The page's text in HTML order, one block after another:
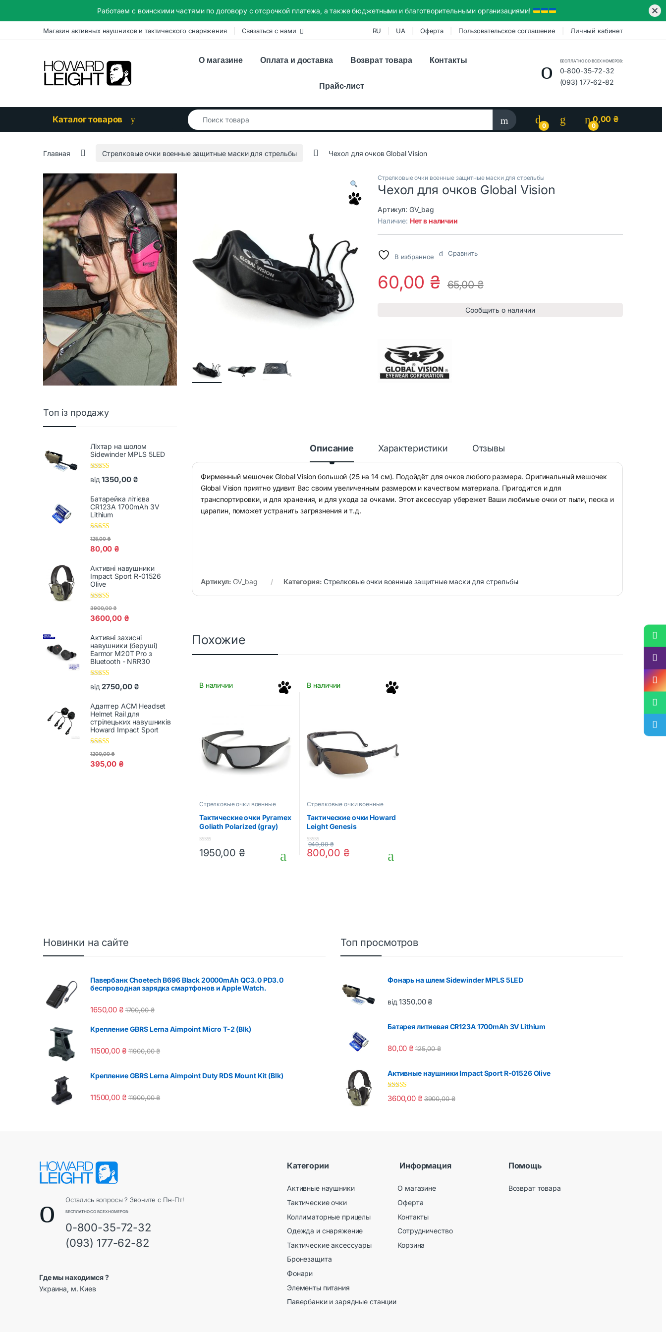
Skip to navigation
Skip to contentМагазин активных наушников и тактического снаряжения Связаться с нами RU UA Оферта Пользовательское соглашение Личный кабинет
О магазине Оплата и доставка Возврат товара Контакты
Прайс-лист
БЕСПЛАТНО СО ВСЕХ НОМЕРОВ:
0-800-35-72-32
(093) 177-62-82
Каталог товаров
Search for:
0 0
0,00 ₴
Главная Стрелковые очки военные защитные маски для стрельбы Чехол для очков Global Vision
Стрелковые очки военные защитные маски для стрельбы
Чехол для очков Global Vision
Артикул: GV_bag
Наличие: Нет в наличии
В избранное Сравнить
60,00 ₴ 65,00₴
Сообщить о наличии
Описание Характеристики Отзывы
Фирменный мешочек Global Vision большой (25 на 14 см). Подойдёт для очков любого размера. Оригинальный мешочек
Global Vision приятно удивит Вас своим увеличенным размером и качеством материала. Пригодится и для
транспортировки, и для хранения, и для ухода за очками. Этот аксессуар убережет Ваши любимые очки от пыли, песка и
царапин, поможет устранить загрязнения и т.д.
Артикул: GV_bag Категория: Стрелковые очки военные защитные маски для стрельбы
Похожие
В наличии
Стрелковые очки военные
защитные маски для стрельбы
Тактические очки Pyramex
Goliath Polarized (gray)
0
o
1950,00 ₴
В наличии
Стрелковые очки военные
защитные маски для стрельбы
Тактические очки Howard
Leight Genesis
0
o
800,00 ₴
940,00₴
Топ із продажу
Ліхтар на шолом
Sidewinder MPLS 5LED
Оцінено в
5.00 з 5
від1350,00 ₴
Батарейка літієва
CR123A 1700mAh 3V
Lithium
Оцінено в
5.00
80,00 ₴
125,00₴
Активні навушники
Impact Sport R-01526
Olive
Оцінено в
з 5
3600,00 ₴
3900,00₴
Активні захисні
навушники (беруші)
Earmor M20T Pro з
Bluetooth - NRR30
Оцінено в
5.00з 5
від 2750,00 ₴
Адаптер ACM Headset
Helmet Rail для
стрілецьких навушників
Howard Impact Sport
Оцінено в
5.00з 5
395,00 ₴
1200,00₴
Новинки на сайте
Павербанк Choetech B696 Black 20000mAh QC3.0 PD3.0
беспроводная зарядка смартфонов и Apple Watch.
1650,00 ₴ 1700,00₴
Крепление GBRS Lerna Aimpoint Micro T-2 (Blk)
11500,00 ₴ 11900,00₴
Крепление GBRS Lerna Aimpoint Duty RDS Mount Kit (Blk)
11500,00 ₴ 11900,00₴
Топ просмотров
Фонарь на шлем Sidewinder MPLS 5LED
від1350,00₴
Батарея литиевая CR123A 1700mAh 3V Lithium
80,00₴ 125,00₴
Активные наушники Impact Sport R-01526 Olive
Оценка5.00
из 5
3600,00 ₴ 3900,00₴
Остались вопросы ? Звоните с Пн-Пт!
БЕСПЛАТНО СО ВСЕХ НОМЕРОВ:
0-800-35-72-32
(093) 177-62-82
Где мы находимся ?
Украина, м. Киев
Категории
Активные наушники
Тактические очки
Коллиматорные прицелы
Одежда и снаряжение
Тактические аксессуары
Бронезащита
Фонари
Элементы питания
Павербанки и зарядные станции
Информация
О магазине
Оферта
Контакты
Сотрудничество
Корзина
Помощь
Возврат товара
Работаем с воинскими частями по договору с отсрочкой платежа, а также бюджетными и благотворительными организациями!